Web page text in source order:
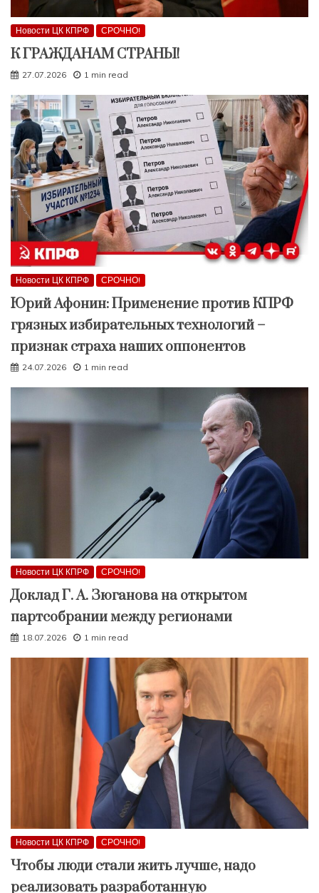
Новости ЦК КПРФ СРОЧНО!
К ГРАЖДАНАМ СТРАНЫ!
27.07.2026 1 min read
Новости ЦК КПРФ СРОЧНО!
Юрий Афонин: Применение против КПРФ
грязных избирательных технологий –
признак страха наших оппонентов
24.07.2026 1 min read
Новости ЦК КПРФ СРОЧНО!
Доклад Г. А. Зюганова на открытом
партсобрании между регионами
18.07.2026 1 min read
Новости ЦК КПРФ СРОЧНО!
Чтобы люди стали жить лучше, надо
реализовать разработанную